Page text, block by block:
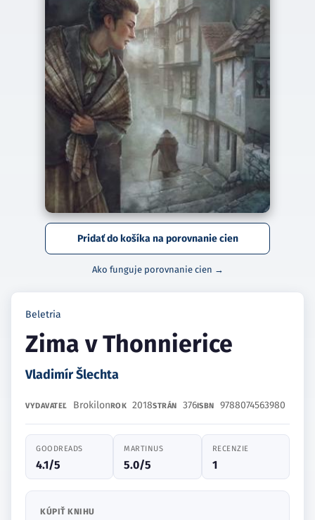
Pridať do košíka na porovnanie cien
Ako funguje porovnanie cien →
Beletria
Zima v Thonnierice
Vladimír Šlechta
VYDAVATEĽ BrokilonROK 2018STRÁN 376ISBN 9788074563980
GOODREADS
4.1/5
MARTINUS
5.0/5
RECENZIE
1
KÚPIŤ KNIHU